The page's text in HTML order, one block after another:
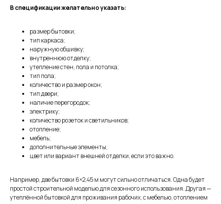
В спецификации желательно указать:
размер бытовки;
тип каркаса;
наружную обшивку;
внутреннюю отделку;
утепление стен, пола и потолка;
тип пола;
количество и размер окон;
тип двери;
наличие перегородок;
электрику;
количество розеток и светильников;
отопление;
мебель;
дополнительные элементы;
цвет или вариант внешней отделки, если это важно.
Например, две бытовки 6×2,45 м могут сильно отличаться. Одна будет
простой строительной моделью для сезонного использования. Другая —
утеплённой бытовкой для проживания рабочих, с мебелью, отоплением